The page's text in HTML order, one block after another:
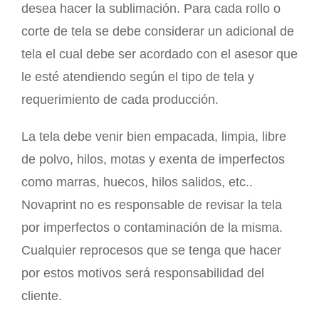
desea hacer la sublimación. Para cada rollo o
corte de tela se debe considerar un adicional de
tela el cual debe ser acordado con el asesor que
le esté atendiendo según el tipo de tela y
requerimiento de cada producción.
La tela debe venir bien empacada, limpia, libre
de polvo, hilos, motas y exenta de imperfectos
como marras, huecos, hilos salidos, etc..
Novaprint no es responsable de revisar la tela
por imperfectos o contaminación de la misma.
Cualquier reprocesos que se tenga que hacer
por estos motivos será responsabilidad del
cliente.